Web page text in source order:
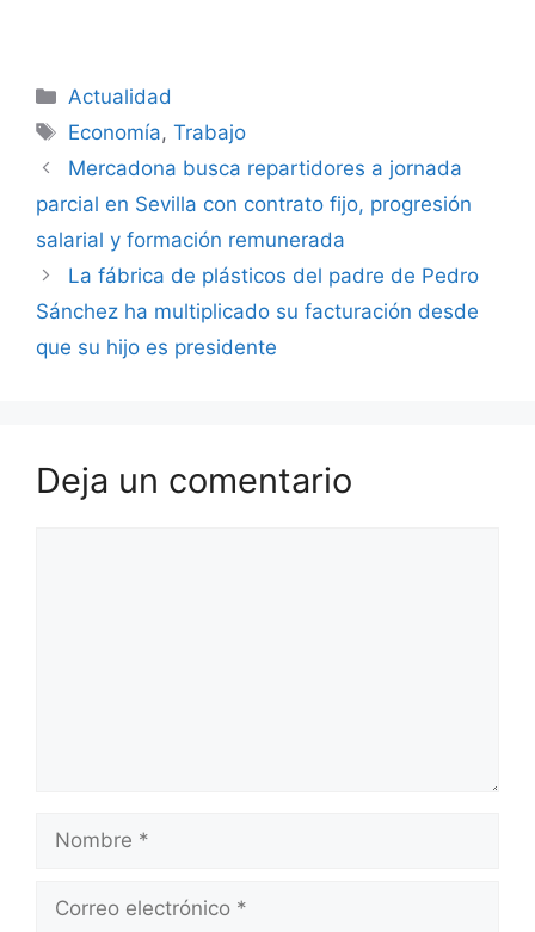
Categorías
Actualidad
Etiquetas
Economía,Trabajo
Mercadona busca repartidores a jornada
parcial en Sevilla con contrato fijo, progresión
salarial y formación remunerada
La fábrica de plásticos del padre de Pedro
Sánchez ha multiplicado su facturación desde
que su hijo es presidente
Deja un comentario
Nombre
Correo